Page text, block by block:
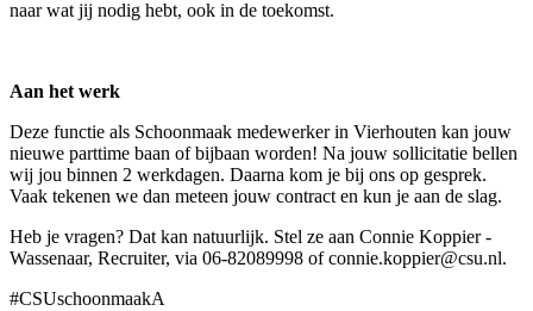
naar wat jij nodig hebt, ook in de toekomst.
Aan het werk
Deze functie als Schoonmaak medewerker in Vierhouten kan jouw
nieuwe parttime baan of bijbaan worden! Na jouw sollicitatie bellen
wij jou binnen 2 werkdagen. Daarna kom je bij ons op gesprek.
Vaak tekenen we dan meteen jouw contract en kun je aan de slag.
Heb je vragen? Dat kan natuurlijk. Stel ze aan Connie Koppier -
Wassenaar, Recruiter, via 06-82089998 of connie.koppier@csu.nl.
#CSUschoonmaakA